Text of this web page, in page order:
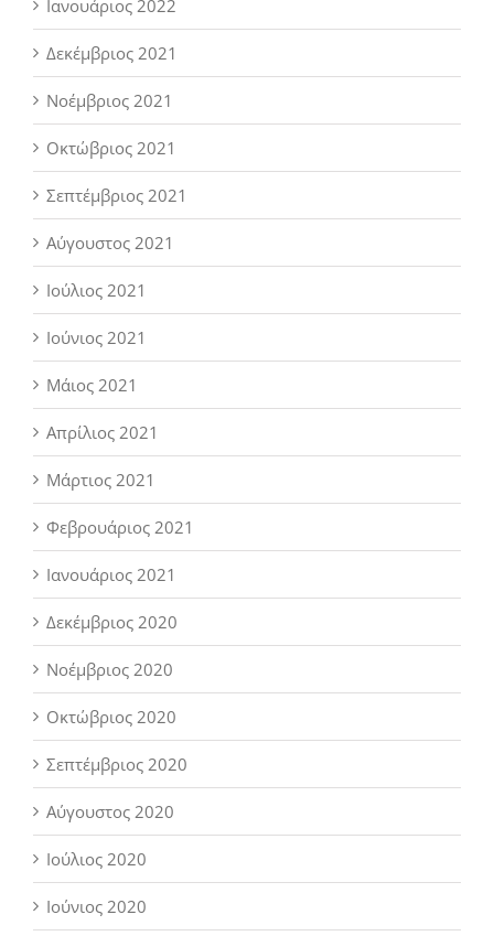
Ιανουάριος 2022
Δεκέμβριος 2021
Νοέμβριος 2021
Οκτώβριος 2021
Σεπτέμβριος 2021
Αύγουστος 2021
Ιούλιος 2021
Ιούνιος 2021
Μάιος 2021
Απρίλιος 2021
Μάρτιος 2021
Φεβρουάριος 2021
Ιανουάριος 2021
Δεκέμβριος 2020
Νοέμβριος 2020
Οκτώβριος 2020
Σεπτέμβριος 2020
Αύγουστος 2020
Ιούλιος 2020
Ιούνιος 2020